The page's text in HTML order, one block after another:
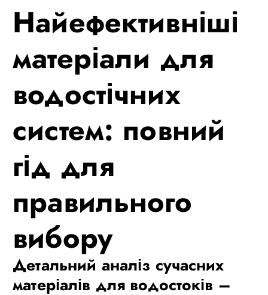
Найефективніші
матеріали для
водостічних
систем: повний
гід для
правильного
вибору
Детальний аналіз сучасних
матеріалів для водостоків –